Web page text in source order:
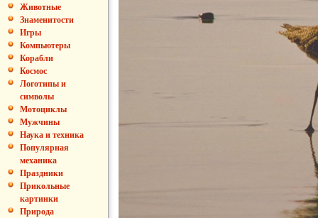
Животные
Знаменитости
Игры
Компьютеры
Корабли
Космос
Логотипы и
символы
Мотоциклы
Мужчины
Наука и техника
Популярная
механика
Праздники
Прикольные
картинки
Природа